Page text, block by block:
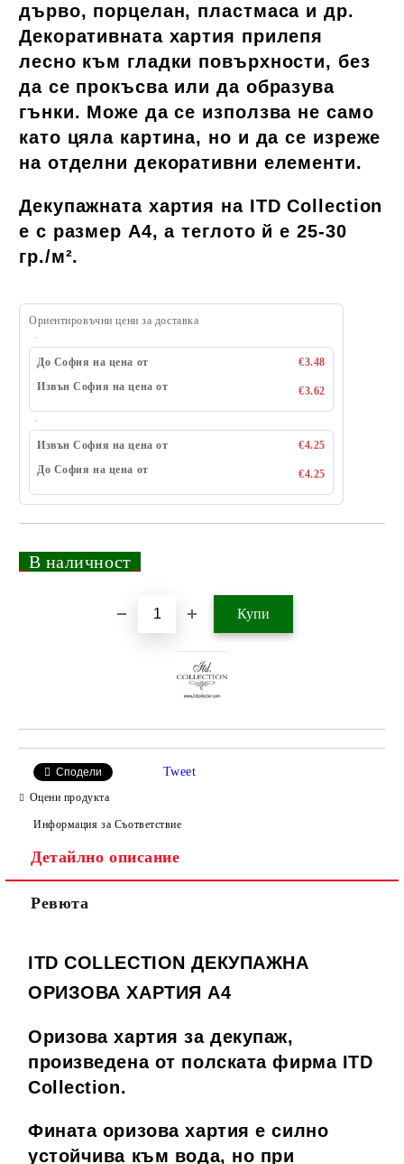
дърво, порцелан, пластмаса и др.
Декоративната хартия прилепя
лесно към гладки повърхности, без
да се прокъсва или да образува
гънки. Може да се използва не само
като цяла картина, но и да се изреже
на отделни декоративни елементи.
Декупажната хартия на ITD Collection
е с размер A4, а теглото й е 25-30
гр./м².
Ориентировъчни цени за доставка
До София на цена от
€3.48
Извън София на цена от
€3.62
Извън София на цена от
€4.25
До София на цена от
€4.25
В наличност
Сподели Tweet
Оцени продукта
Информация за Съответствие
Детайлно описание
Ревюта
ITD COLLECTION ДЕКУПАЖНА
ОРИЗОВА ХАРТИЯ А4
Оризова хартия за декупаж,
произведена от полската фирма ITD
Collection.
Фината оризова хартия е силно
устойчива към вода, но при